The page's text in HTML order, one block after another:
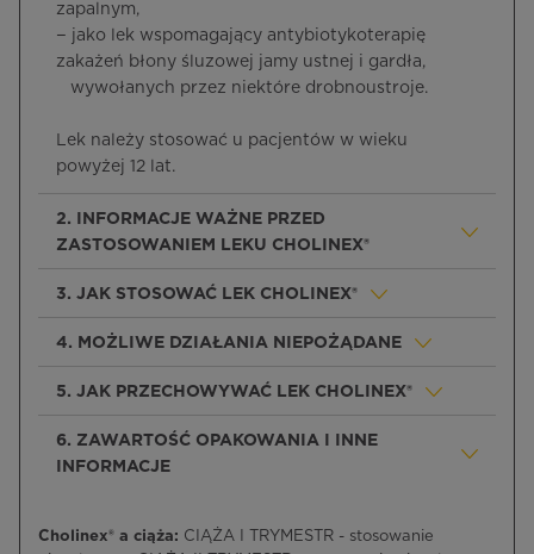
zapalnym,
− jako lek wspomagający antybiotykoterapię
zakażeń błony śluzowej jamy ustnej i gardła,
wywołanych przez niektóre drobnoustroje.
Lek należy stosować u pacjentów w wieku
powyżej 12 lat.
2. INFORMACJE WAŻNE PRZED
ZASTOSOWANIEM LEKU CHOLINEX®
3. JAK STOSOWAĆ LEK CHOLINEX®
4. MOŻLIWE DZIAŁANIA NIEPOŻĄDANE
5. JAK PRZECHOWYWAĆ LEK CHOLINEX®
6. ZAWARTOŚĆ OPAKOWANIA I INNE
INFORMACJE
Cholinex® a ciąża: CIĄŻA I TRYMESTR - stosowanie